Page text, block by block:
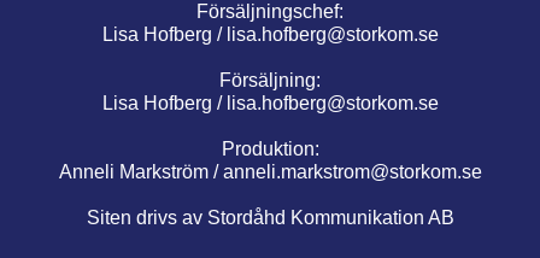
Försäljningschef:
Lisa Hofberg / lisa.hofberg@storkom.se
Försäljning:
Lisa Hofberg / lisa.hofberg@storkom.se
Produktion:
Anneli Markström /anneli.markstrom@storkom.se
Siten drivs av Stordåhd Kommunikation AB